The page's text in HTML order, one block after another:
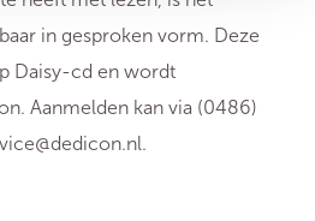
in gesproken vorm. Deze
Daisy-cd en wordt
Aanmelden kan via (0486)
.